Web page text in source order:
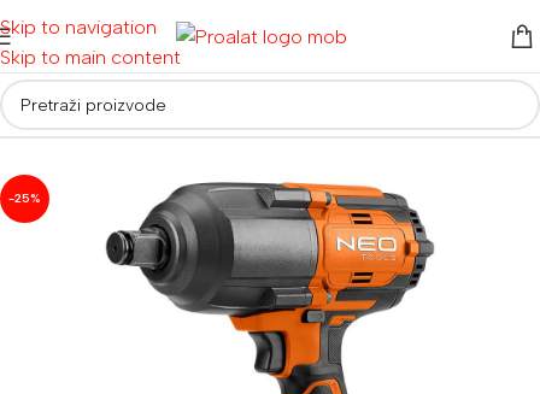
Skip to navigation
Skip to main content
Početna/ Akumulatorski alati
-25%